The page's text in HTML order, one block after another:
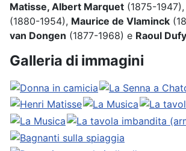
Matisse, Albert Marquet (1875-1947),
(1880-1954), Maurice de Vlaminck
van Dongen (1877-1968) e Raoul Dufy
Galleria di immagini